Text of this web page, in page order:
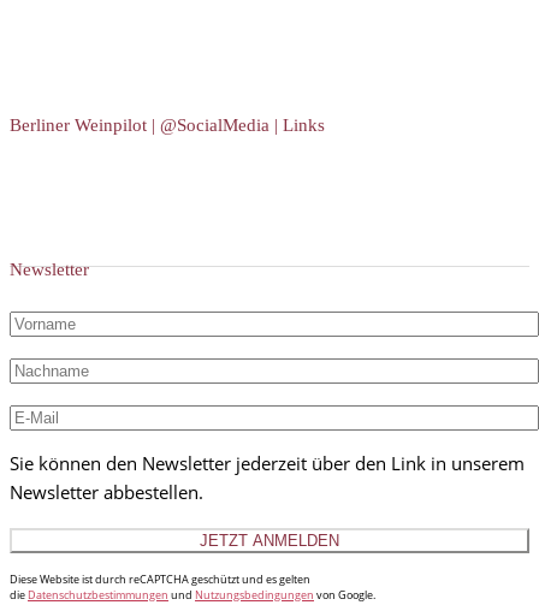
Berliner Weinpilot | @SocialMedia | Links
Newsletter
Sie können den Newsletter jederzeit über den Link in unserem
Newsletter abbestellen.
Diese Website ist durch reCAPTCHA geschützt und es gelten
die Datenschutzbestimmungen und Nutzungsbedingungen von Google.